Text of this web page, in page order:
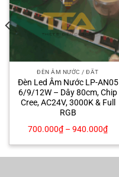
ĐÈN ÂM NƯỚC / ĐẤT
Đèn Led Âm Nước LP-AN05
6/9/12W – Dây 80cm, Chip
Cree, AC24V, 3000K & Full
RGB
700.000₫– 940.000₫